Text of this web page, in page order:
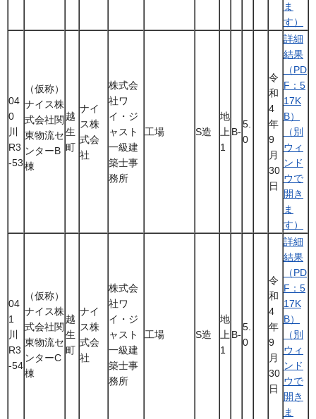
ま
す）
04
0
川
R3
-53
（仮称）
ナイス株
式会社関
東物流セ
ンターB
棟
越
生
町
ナイ
ス株
式会
社
株式会
社ワ
イ・ジ
ャスト
一級建
築士事
務所
工場 S造
地
上
1
B-
5.
0
令
和
4
年
9
月
30
日
詳細
結果
（PD
F：5
17K
B）
（別
ウィ
ンド
ウで
開き
ま
す）
04
1
川
R3
-54
（仮称）
ナイス株
式会社関
東物流セ
ンターC
棟
越
生
町
ナイ
ス株
式会
社
株式会
社ワ
イ・ジ
ャスト
一級建
築士事
務所
工場 S造
地
上
1
B-
5.
0
令
和
4
年
9
月
30
日
詳細
結果
（PD
F：5
17K
B）
（別
ウィ
ンド
ウで
開き
ま